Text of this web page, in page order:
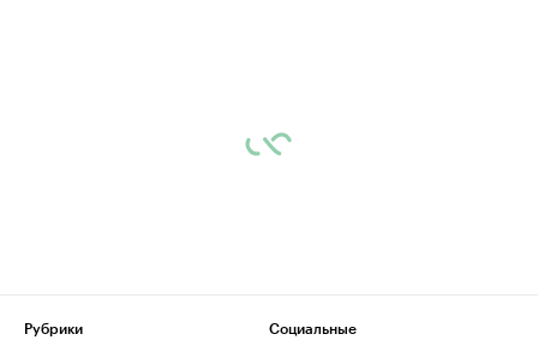
Рубрики
Социальные